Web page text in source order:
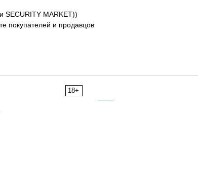
SECURITY MARKET))
покупателей и продавцов
18+